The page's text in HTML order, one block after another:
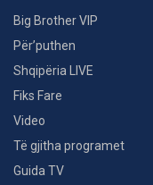
Big Brother VIP
Për’puthen
Shqipëria LIVE
Fiks Fare
Video
Të gjitha programet
Guida TV